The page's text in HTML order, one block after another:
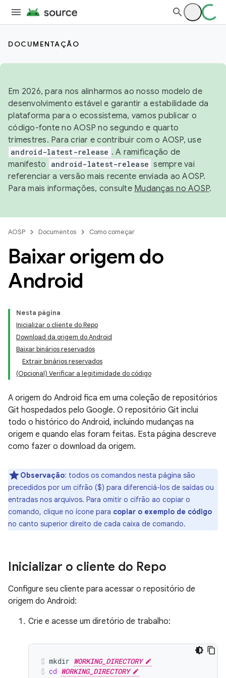
DOCUMENTAÇÃO
Em 2026, para nos alinharmos ao nosso modelo de
desenvolvimento estável e garantir a estabilidade da
plataforma para o ecossistema, vamos publicar o
código-fonte no AOSP no segundo e quarto
trimestres. Para criar e contribuir com o AOSP, use
android-latest-release . A ramificação de
manifesto
android-latest-release sempre vai
referenciar a versão mais recente enviada ao AOSP.
Para mais informações, consulte Mudanças no AOSP.
AOSP Documentos Como começar
Baixar origem do
Android
Nesta página
Inicializar o cliente do Repo
Download da origem do Android
Baixar binários reservados
Extrair binários reservados
(Opcional) Verificar a legitimidade do código
A origem do Android fica em uma coleção de repositórios
Git hospedados pelo Google. O repositório Git inclui
todo o histórico do Android, incluindo mudanças na
origem e quando elas foram feitas. Esta página descreve
como fazer o download da origem.
Observação: todos os comandos nesta página são
precedidos por um cifrão ($) para diferenciá-los de saídas ou
entradas nos arquivos. Para omitir o cifrão ao copiar o
comando, clique no ícone para copiar o exemplo de código
no canto superior direito de cada caixa de comando.
Inicializar o cliente do Repo
Configure seu cliente para acessar o repositório de
origem do Android:
Crie e acesse um diretório de trabalho:
mkdir WORKING_DIRECTORY
cd WORKING_DIRECTORY